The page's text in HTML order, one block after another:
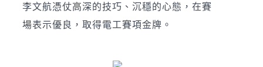
李文航憑仗高深的技巧、沉穩的心態，在賽
場表示優良，取得電工賽項金牌。